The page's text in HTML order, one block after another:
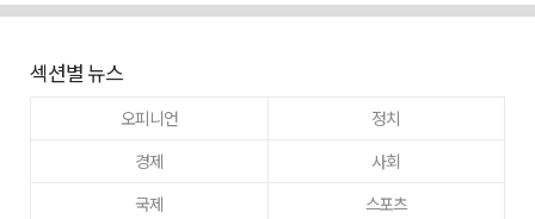
섹션별 뉴스
오피니언
정치
경제
사회
국제
스포츠